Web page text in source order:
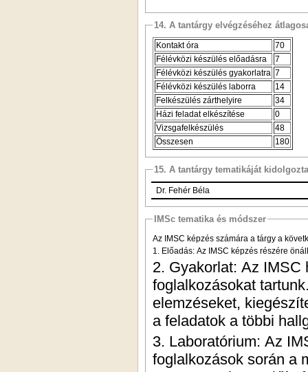
14. A tantárgy elvégzéséhez
Kontakt óra
70
Félévközi készülés előadásra
7
Félévközi készülés gyakorlatra 7
Félévközi készülés laborra
14
Felkészülés zárthelyire
34
Házi feladat elkészítése
0
Vizsgafelkészülés
48
Összesen
180
15. A tantárgy tematikáját kidolgozta
Dr. Fehér Béla
IMSc tematika és módszer
Az IMSC képzés számára a tárgy a
1. Előadás: Az IMSC képzés részére
2. Gyakorlat: Az IMSC
foglalkozásokat
elemzéseket,
a feladatok a többi
3. Laboratórium: Az
foglalkozások során a